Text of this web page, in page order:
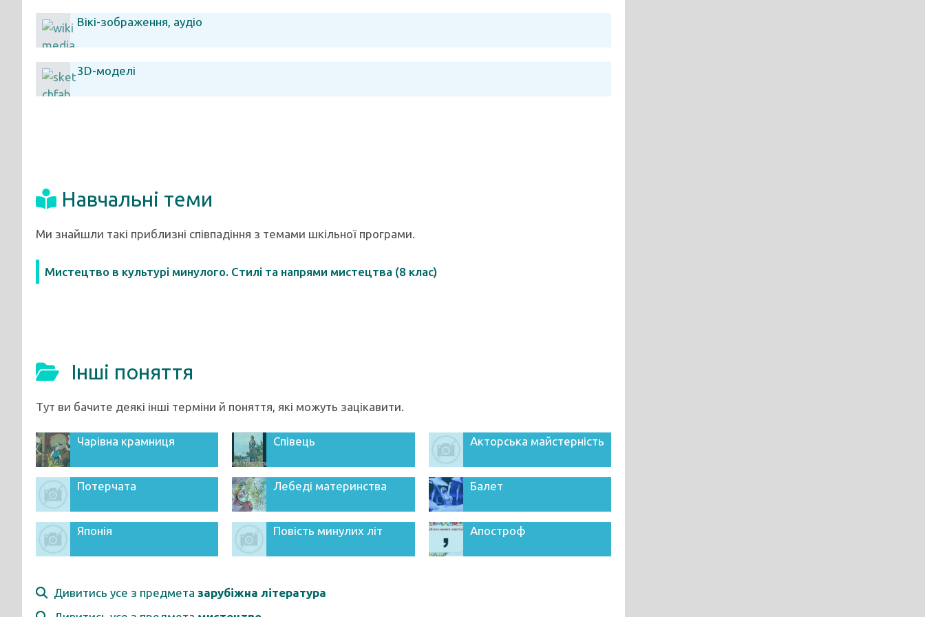
Вікі-зображення, аудіо
3D-моделі
Навчальні теми
Ми знайшли такі приблизні співпадіння з темами шкільної програми.
Мистецтво в культурі минулого. Стилі та напрями мистецтва (8 клас)
Інші поняття
Тут ви бачите деякі інші терміни й поняття, які можуть зацікавити.
Чарівна крамниця Співець Акторська майстерність
Потерчата Лебеді материнства Балет
Японія Повість минулих літ Апостроф
Дивитись усе з предмета зарубіжна література